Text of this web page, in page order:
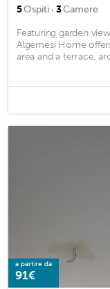
5Ospiti · 3Camere
Featuring garden
Algemesi Home
area and a terrace,
a partire da
91€